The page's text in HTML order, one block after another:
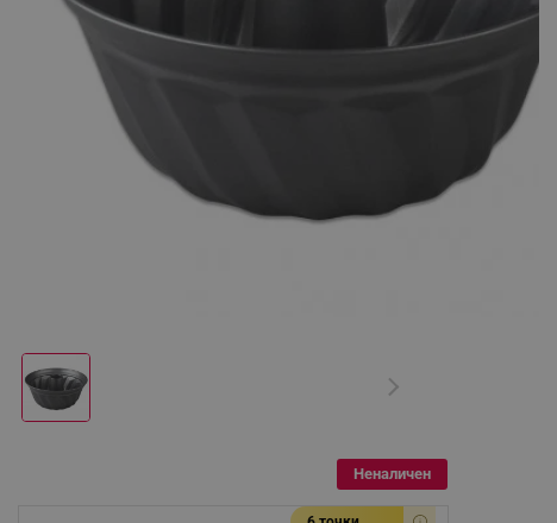
Неналичен